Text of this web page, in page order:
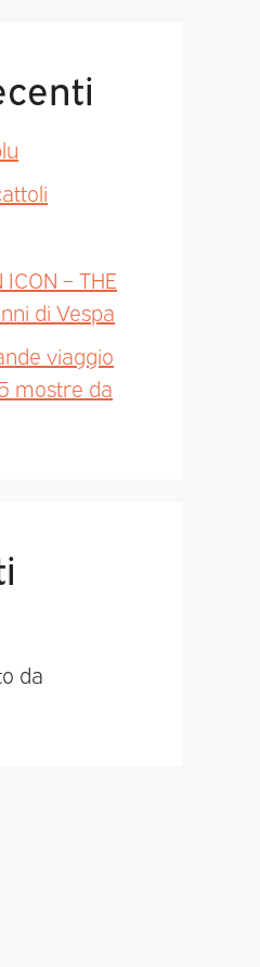
ICON – THE
di Vespa
viaggio
mostre da
da